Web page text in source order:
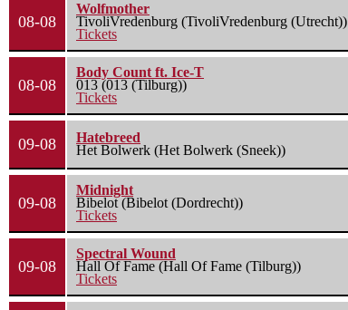
08-08
Wolfmother
TivoliVredenburg (TivoliVredenburg (Utrecht))
Tickets
08-08
Body Count ft. Ice-T
013 (013 (Tilburg))
Tickets
09-08
Hatebreed
Het Bolwerk (Het Bolwerk (Sneek))
09-08
Midnight
Bibelot (Bibelot (Dordrecht))
Tickets
09-08
Spectral Wound
Hall Of Fame (Hall Of Fame (Tilburg))
Tickets